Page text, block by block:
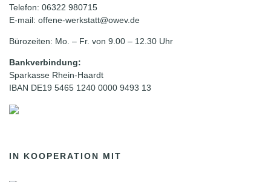
Telefon: 06322 980715
E-mail: offene-werkstatt@owev.de
Bürozeiten: Mo. – Fr. von 9.00 – 12.30 Uhr
Bankverbindung:
Sparkasse Rhein-Haardt
IBAN DE19 5465 1240 0000 9493 13
IN KOOPERATION MIT